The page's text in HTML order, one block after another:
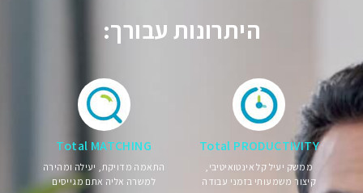
היתרונות עבורך:
Total PRODUCTIVITY
ממשק יעיל קל אינטואיטיבי,
קיצור משמעותי בזמני עבודה
Total MATCHING
התאמה מדויקת, יעילה ומהירה
למשרה אליה אתם מגייסים